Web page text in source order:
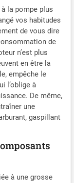
la pompe plus
vos habitudes
de vous dire
de
n’est plus
en être la
empêche le
l’oblige à
De même,
une
gaspillant
à une grosse